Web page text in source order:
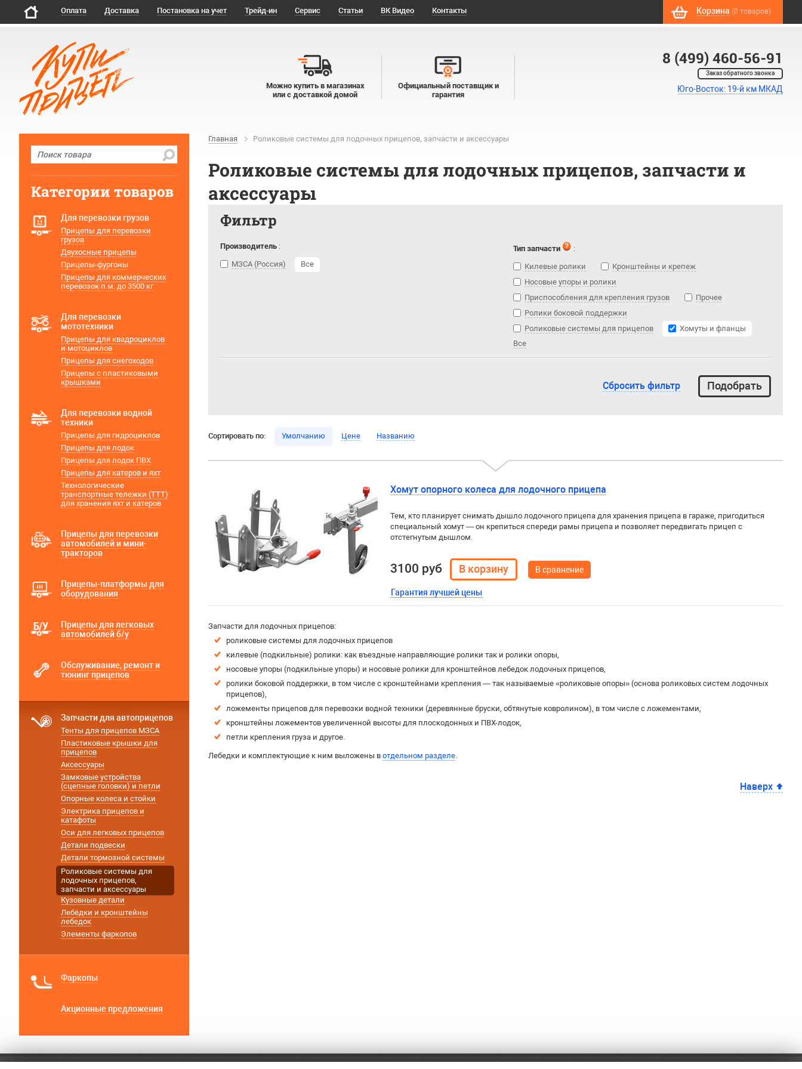
Оплата Доставка Постановка на учет Трейд-ин Сервис Статьи ВК Видео Контакты Корзина (0 товаров)
8 (499) 460-56-91
Заказ обратного звонка
Юго-Восток: 19-й км МКАД
Можно купить в магазинах
или с доставкой домой
Официальный поставщик и
гарантия
Главная Роликовые системы для лодочных прицепов, запчасти и аксессуары
Роликовые системы для лодочных прицепов, запчасти и
аксессуары
Фильтр
Производитель :
МЗСА (Россия)
Все
Тип запчасти
:
Килевые ролики
Кронштейны и крепеж
Носовые упоры и ролики
Приспособления для крепления грузов
Прочее
Ролики боковой поддержки
Роликовые системы для прицепов
Хомуты и фланцы
Все
Сбросить фильтр
Сортировать по: Умолчанию Цене Названию
Хомут опорного колеса для лодочного прицепа
Тем, кто планирует снимать дышло лодочного прицепа для хранения прицепа в гараже, пригодиться
специальный хомут — он крепиться спереди рамы прицепа и позволяет передвигать прицеп с
отстегнутым дышлом.
3100 руб
Гарантия лучшей цены
В сравнение
Запчасти для лодочных прицепов:
роликовые системы для лодочных прицепов
килевые (подкильные) ролики: как въездные направляющие ролики так и ролики опоры,
носовые упоры (подкильные упоры) и носовые ролики для кронштейнов лебедок лодочных прицепов,
ролики боковой поддержки, в том числе с кронштейнами крепления — так называемые «роликовые опоры» (основа роликовых систем лодочных
прицепов),
ложементы прицепов для перевозки водной техники (деревянные бруски, обтянутые ковролином), в том числе с ложементами,
кронштейны ложементов увеличенной высоты для плоскодонных и ПВХ-лодок,
петли крепления груза и другое.
Лебедки и комплектующие к ним выложены в отдельном разделе.
Наверх
Категории товаров
Для перевозки грузов
Прицепы для перевозки
грузов
Двухосные прицепы
Прицепы-фургоны
Прицепы для коммерческих
перевозок п.м. до 3500 кг
Для перевозки
мототехники
Прицепы для квадроциклов
и мотоциклов
Прицепы для снегоходов
Прицепы с пластиковыми
крышками
Для перевозки водной
техники
Прицепы для гидроциклов
Прицепы для лодок
Прицепы для лодок ПВХ
Прицепы для катеров и яхт
Технологические
транспортные тележки (ТТТ)
для хранения яхт и катеров
Прицепы для перевозки
автомобилей и мини-
тракторов
Прицепы-платформы для
оборудования
Прицепы для легковых
автомобилей б/у
Обслуживание, ремонт и
тюнинг прицепов
Запчасти для автоприцепов
Тенты для прицепов МЗСА
Пластиковые крышки для
прицепов
Аксессуары
Замковые устройства
(сцепные головки) и петли
Опорные колеса и стойки
Электрика прицепов и
катафоты
Оси для легковых прицепов
Детали подвески
Детали тормозной системы
Роликовые системы для
лодочных прицепов,
запчасти и аксессуары
Кузовные детали
Лебёдки и кронштейны
лебедок
Элементы фаркопов
Фаркопы
Акционные предложения